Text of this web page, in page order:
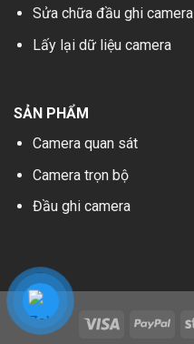
Sửa chữa đầu ghi camera
Lấy lại dữ liệu camera
SẢN PHẨM
Camera quan sát
Camera trọn bộ
Đầu ghi camera